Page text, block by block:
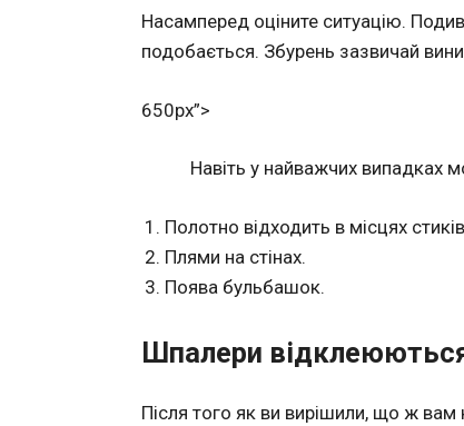
Насамперед оціните ситуацію.
подобається. Збурень зазвичай
650px”>
Навіть у найважчих випадках
Полотно відходить в місцях
Плями на стінах.
Поява бульбашок.
Шпалери
Після того як ви вирішили, що ж